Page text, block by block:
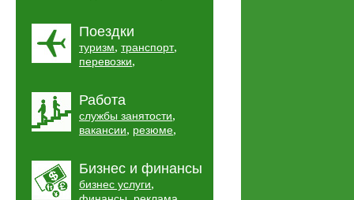
Поездки
туризм, транспорт,
перевозки,
Работа
службы занятости,
вакансии, резюме,
Бизнес и финансы
бизнес услуги,